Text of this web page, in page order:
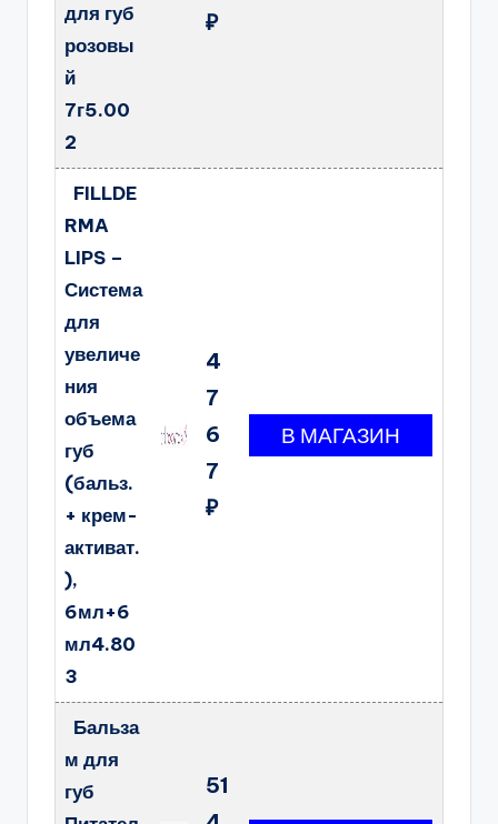
для губ
розовы
й
7г5.00
2
₽
FILLDE
RMA
LIPS –
Система
для
увеличе
ния
объема
губ
(бальз.
+ крем-
активат.
),
6мл+6
мл4.80
3
4
7
6
7
₽
Бальза
м для
губ
51